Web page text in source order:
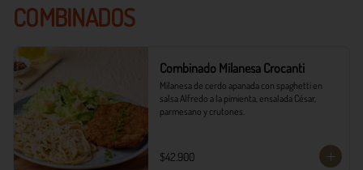
COMBINADOS
Combinado Milanesa Crocanti
Milanesa de cerdo apanada con spaghetti en
salsa Alfredo a la pimienta, ensalada César,
parmesano y crutones.
$42.900